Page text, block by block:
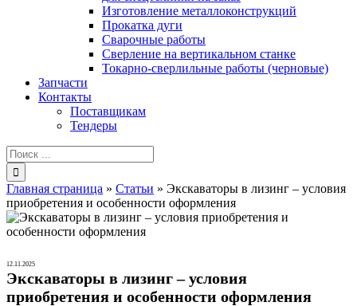
Изготовление металлоконструкций
Прокатка дуги
Сварочные работы
Сверление на вертикальном станке
Токарно-сверлильные работы (черновые)
Запчасти
Контакты
Поставщикам
Тендеры
Результат
поиска:
Главная страница » Статьи » Экскаваторы в лизинг – условия
приобретения и особенности оформления
12.11.2025
Экскаваторы в лизинг – условия
приобретения и особенности оформления